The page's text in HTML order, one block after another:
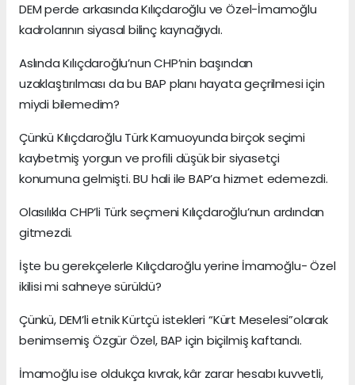
DEM perde arkasında Kılıçdaroğlu ve Özel-İmamoğlu
kadrolarının siyasal bilinç kaynağıydı.
Aslında Kılıçdaroğlu’nun CHP’nin başından
uzaklaştırılması da bu BAP planı hayata geçrilmesi için
miydi bilemedim?
Çünkü Kılıçdaroğlu Türk Kamuoyunda birçok seçimi
kaybetmiş yorgun ve profili düşük bir siyasetçi
konumuna gelmişti. BU hali ile BAP’a hizmet edemezdi.
Olasılıkla CHP’li Türk seçmeni Kılıçdaroğlu’nun ardından
gitmezdi.
İşte bu gerekçelerle Kılıçdaroğlu yerine İmamoğlu- Özel
ikilisi mi sahneye sürüldü?
Çünkü, DEM’li etnik Kürtçü istekleri “Kürt Meselesi”olarak
benimsemiş Özgür Özel, BAP için biçilmiş kaftandı.
İmamoğlu ise oldukça kıvrak, kâr zarar hesabı kuvvetli,